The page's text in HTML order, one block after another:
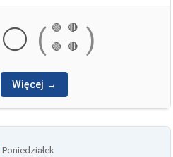
⚪ ( 🟢
🔴
🟢
🔴 )
Więcej →
Poniedziałek